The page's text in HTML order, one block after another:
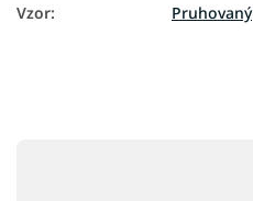
Vzor: Pruhovaný